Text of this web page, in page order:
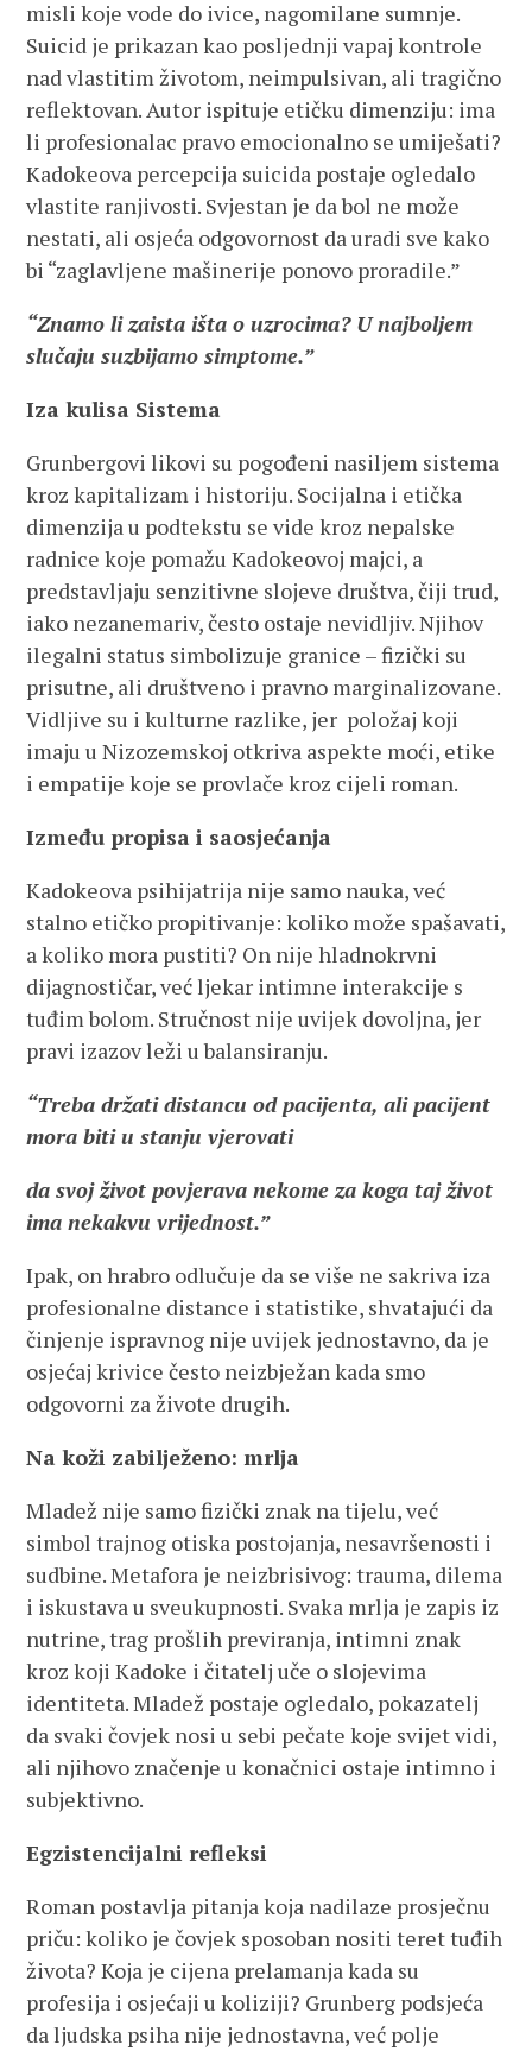
misli koje vode do ivice, nagomilane sumnje.
Suicid je prikazan kao posljednji vapaj kontrole
nad vlastitim životom, neimpulsivan, ali tragično
reflektovan. Autor ispituje etičku dimenziju: ima
li profesionalac pravo emocionalno se umiješati?
Kadokeova percepcija suicida postaje ogledalo
vlastite ranjivosti. Svjestan je da bol ne može
nestati, ali osjeća odgovornost da uradi sve kako
bi “zaglavljene mašinerije ponovo proradile.”
“Znamo li zaista išta o uzrocima? U najboljem
slučaju suzbijamo simptome.”
Iza kulisa Sistema
Grunbergovi likovi su pogođeni nasiljem sistema
kroz kapitalizam i historiju. Socijalna i etička
dimenzija u podtekstu se vide kroz nepalske
radnice koje pomažu Kadokeovoj majci, a
predstavljaju senzitivne slojeve društva, čiji trud,
iako nezanemariv, često ostaje nevidljiv. Njihov
ilegalni status simbolizuje granice – fizički su
prisutne, ali društveno i pravno marginalizovane.
Vidljive su i kulturne razlike, jer položaj koji
imaju u Nizozemskoj otkriva aspekte moći, etike
i empatije koje se provlače kroz cijeli roman.
Između propisa i saosjećanja
Kadokeova psihijatrija nije samo nauka, već
stalno etičko propitivanje: koliko može spašavati,
a koliko mora pustiti? On nije hladnokrvni
dijagnostičar, već ljekar intimne interakcije s
tuđim bolom. Stručnost nije uvijek dovoljna, jer
pravi izazov leži u balansiranju.
“Treba držati distancu od pacijenta, ali pacijent
mora biti u stanju vjerovati
da svoj život povjerava nekome za koga taj život
ima nekakvu vrijednost.”
Ipak, on hrabro odlučuje da se više ne sakriva iza
profesionalne distance i statistike, shvatajući da
činjenje ispravnog nije uvijek jednostavno, da je
osjećaj krivice često neizbježan kada smo
odgovorni za živote drugih.
Na koži zabilježeno: mrlja
Mladež nije samo fizički znak na tijelu, već
simbol trajnog otiska postojanja, nesavršenosti i
sudbine. Metafora je neizbrisivog: trauma, dilema
i iskustava u sveukupnosti. Svaka mrlja je zapis iz
nutrine, trag prošlih previranja, intimni znak
kroz koji Kadoke i čitatelj uče o slojevima
identiteta. Mladež postaje ogledalo, pokazatelj
da svaki čovjek nosi u sebi pečate koje svijet vidi,
ali njihovo značenje u konačnici ostaje intimno i
subjektivno.
Egzistencijalni refleksi
Roman postavlja pitanja koja nadilaze prosječnu
priču: koliko je čovjek sposoban nositi teret tuđih
života? Koja je cijena prelamanja kada su
profesija i osjećaji u koliziji? Grunberg podsjeća
da ljudska psiha nije jednostavna, već polje